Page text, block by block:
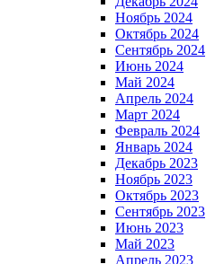
Ноябрь 2024
Октябрь 2024
Сентябрь 2024
Июнь 2024
Май 2024
Апрель 2024
Март 2024
Февраль 2024
Январь 2024
Декабрь 2023
Ноябрь 2023
Октябрь 2023
Сентябрь 2023
Июнь 2023
Май 2023
Апрель 2023